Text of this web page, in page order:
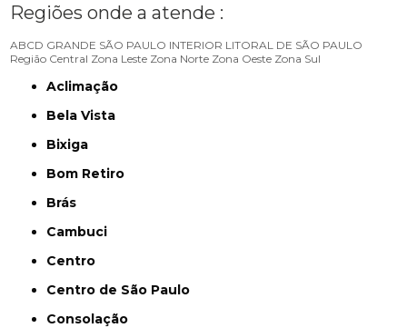
Regiões onde a atende :
ABCD GRANDE SÃO PAULO INTERIOR LITORAL DE SÃO PAULO
Região Central Zona Leste Zona Norte Zona Oeste Zona Sul
Aclimação
Bela Vista
Bixiga
Bom Retiro
Brás
Cambuci
Centro
Centro de São Paulo
Consolação